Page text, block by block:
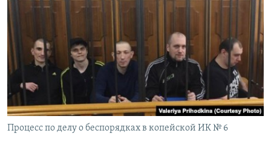
Процесс по делу о беспорядках в копейской ИК № 6